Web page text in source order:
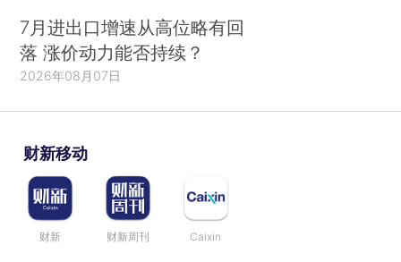
7月进出口增速从高位略有回
落 涨价动力能否持续？
2026年08月07日
财新移动
财新 财新周刊 Caixin